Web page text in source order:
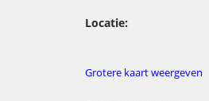
Locatie:
Grotere kaart weergeven